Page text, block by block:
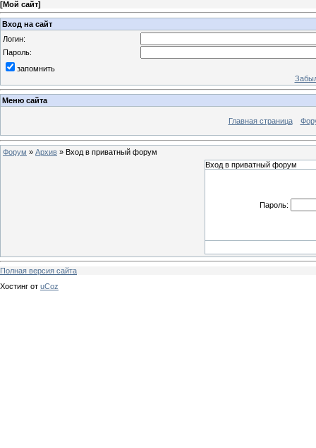
[Мой сайт]
Вход на сайт
Логин:
Пароль:
запомнить
Меню сайта
Главная страница
Форум » Архив » Вход в приватный форум
Вход в приватный форум
Пароль:
Полная версия сайта
Хостинг от uCoz